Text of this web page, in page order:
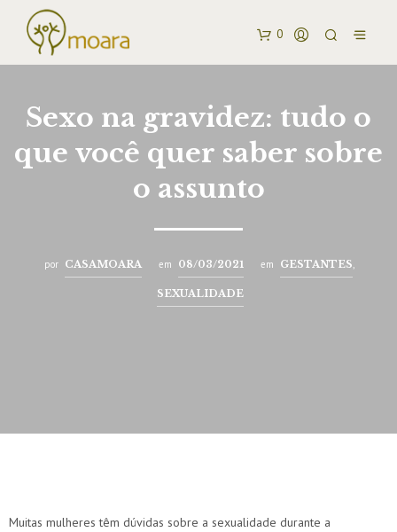
0
Sexo na gravidez: tudo o
que você quer saber sobre
o assunto
por CASAMOARA em 08/03/2021 em GESTANTES
SEXUALIDADE
Muitas mulheres têm dúvidas sobre a sexualidade durante a